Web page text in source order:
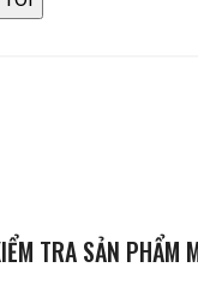
TRA SẢN PHẨM